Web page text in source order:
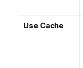
Use Cache